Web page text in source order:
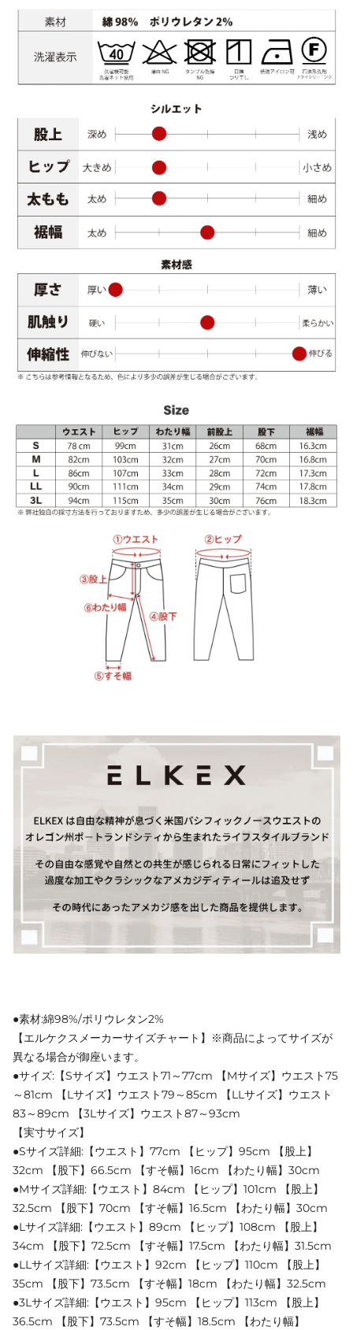
●素材:綿98%/ポリウレタン2%
【エルケクスメーカーサイズチャート】※商品によってサイズが
異なる場合が御座います。
●サイズ:【Sサイズ】ウエスト71～77cm 【Mサイズ】ウエスト75
～81cm 【Lサイズ】ウエスト79～85cm 【LLサイズ】ウエスト
83～89cm 【3Lサイズ】ウエスト87～93cm
【実寸サイズ】
●Sサイズ詳細:【ウエスト】77cm 【ヒップ】95cm 【股上】
32cm 【股下】66.5cm 【すそ幅】16cm 【わたり幅】30cm
●Mサイズ詳細:【ウエスト】84cm 【ヒップ】101cm 【股上】
32.5cm 【股下】70cm 【すそ幅】16.5cm 【わたり幅】30cm
●Lサイズ詳細:【ウエスト】89cm 【ヒップ】108cm 【股上】
34cm 【股下】72.5cm 【すそ幅】17.5cm 【わたり幅】31.5cm
●LLサイズ詳細:【ウエスト】92cm 【ヒップ】110cm 【股上】
35cm 【股下】73.5cm 【すそ幅】18cm 【わたり幅】32.5cm
●3Lサイズ詳細:【ウエスト】95cm 【ヒップ】113cm 【股上】
36.5cm 【股下】73.5cm 【すそ幅】18.5cm 【わたり幅】